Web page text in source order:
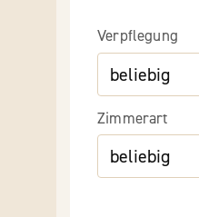
Verpflegung
Zimmerart